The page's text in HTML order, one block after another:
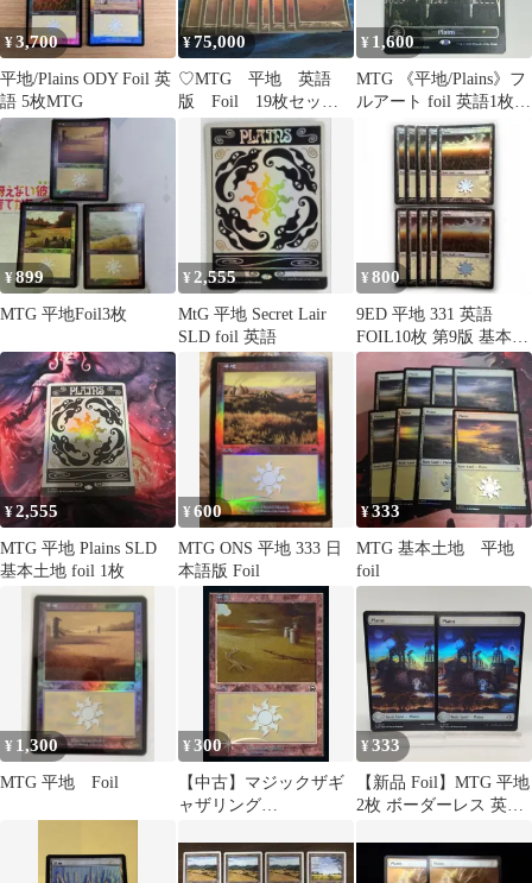
¥3,700
平地/Plains ODY Foil 英
語 5枚MTG
¥75,000
♡MTG 平地 英語
版 Foil 19枚セット
¥ 1,600
MTG 《平地/Plains》フ
ルアート foil 英語1枚
¥899
MTG 平地Foil3枚
¥ 2,555
MtG 平地 Secret Lair
SLD foil 英語
¥ 800
9ED 平地 331 英語
FOIL10枚 第9版 基本土
地 基本地形
¥2,555
MTG 平地 Plains SLD
基本土地 foil 1枚
¥600
MTG ONS 平地 333 日
本語版 Foil
¥333
MTG 基本土地 平地
foil
¥ 1,300
MTG 平地 Foil
¥300
【中古】マジックザギ
ャザリング
【FOIL】平地/Plains
¥333
【新品 Foil】MTG 平地
2枚 ボーダーレス 英語
Plains EN